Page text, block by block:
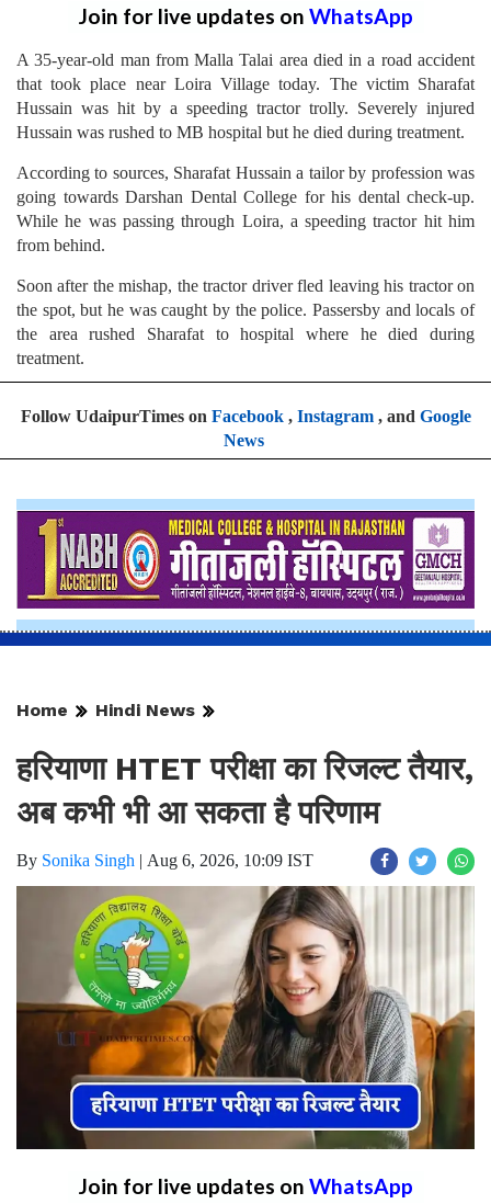
Join for live updates on WhatsApp
A 35-year-old man from Malla Talai area died in a road accident
that took place near Loira Village today. The victim Sharafat
Hussain was hit by a speeding tractor trolly. Severely injured
Hussain was rushed to MB hospital but he died during treatment.
According to sources, Sharafat Hussain a tailor by profession was
going towards Darshan Dental College for his dental check-up.
While he was passing through Loira, a speeding tractor hit him
from behind.
Soon after the mishap, the tractor driver fled leaving his tractor on
the spot, but he was caught by the police. Passersby and locals of
the area rushed Sharafat to hospital where he died during
treatment.
Follow UdaipurTimes on Facebook, Instagram, and Google
News
Home Hindi News
हरियाणा HTET परीक्षा का रिजल्ट तैयार,
अब कभी भी आ सकता है परिणाम
By Sonika Singh | Aug 6, 2026, 10:09 IST
Join for live updates on WhatsApp